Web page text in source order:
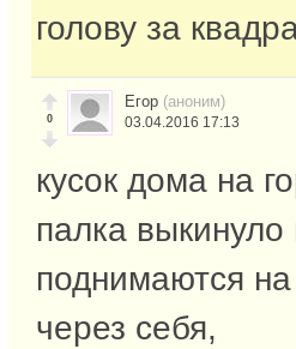
голову за
0
Егор (аноним)
03.04.2016 17:13
кусок дома на
палка
поднимаются на
через себя,